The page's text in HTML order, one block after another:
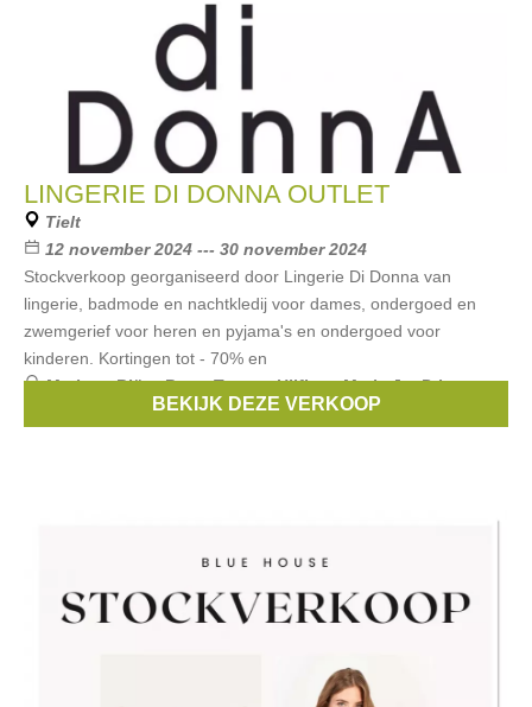
LINGERIE DI DONNA OUTLET
Tielt
12 november 2024 --- 30 november 2024
Stockverkoop georganiseerd door Lingerie Di Donna van
lingerie, badmode en nachtkledij voor dames, ondergoed en
zwemgerief voor heren en pyjama's en ondergoed voor
kinderen. Kortingen tot - 70% en
Merken:Björn Borg,Tommy Hilfiger,Marie Jo,Prima
Simone Pérèle, ...
BEKIJK DEZE VERKOOP